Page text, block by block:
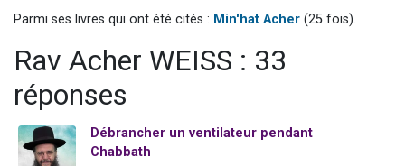
Il reste 49 places pour étudier en groupe sur Zoom
Parmi ses livres qui ont été cités : Min'hat Acher (25 fois).
Rav Acher WEISS : 33
réponses
Débrancher un ventilateur pendant
Chabbath